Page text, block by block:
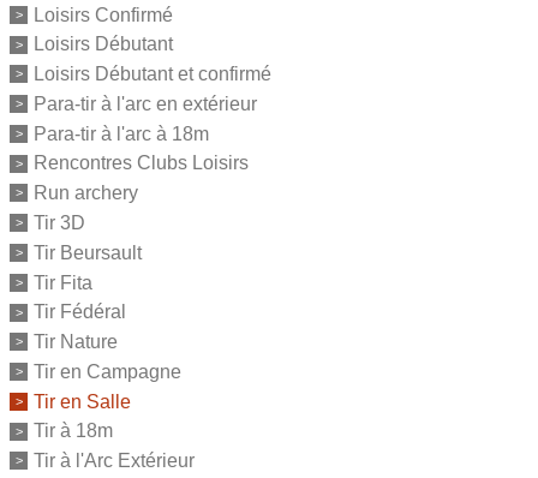
Loisirs Confirmé
Loisirs Débutant
Loisirs Débutant et confirmé
Para-tir à l'arc en extérieur
Para-tir à l'arc à 18m
Rencontres Clubs Loisirs
Run archery
Tir 3D
Tir Beursault
Tir Fita
Tir Fédéral
Tir Nature
Tir en Campagne
Tir en Salle
Tir à 18m
Tir à l'Arc Extérieur